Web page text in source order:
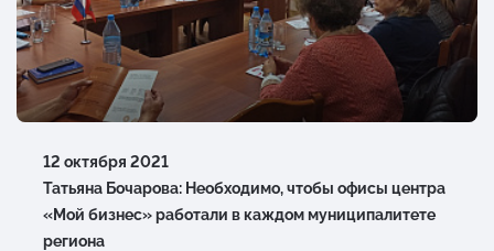
12 октября 2021
Татьяна Бочарова: Необходимо, чтобы офисы центра
«Мой бизнес» работали в каждом муниципалитете
региона